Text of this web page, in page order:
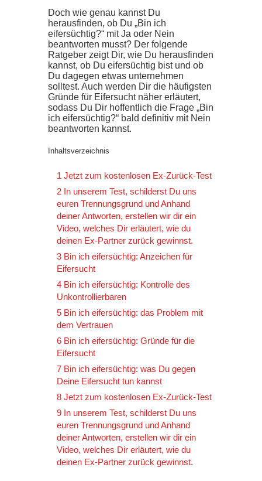
Doch wie genau kannst Du
herausfinden, ob Du „Bin ich
eifersüchtig?“ mit Ja oder Nein
beantworten musst? Der folgende
Ratgeber zeigt Dir, wie Du herausfinden
kannst, ob Du eifersüchtig bist und ob
Du dagegen etwas unternehmen
solltest. Auch werden Dir die häufigsten
Gründe für Eifersucht näher erläutert,
sodass Du Dir hoffentlich die Frage „Bin
ich eifersüchtig?“ bald definitiv mit Nein
beantworten kannst.
Inhaltsverzeichnis
1 Jetzt zum kostenlosen Ex-Zurück-Test
2 In unserem Test, schilderst Du uns
euren Trennungsgrund und Anhand
deiner Antworten, erstellen wir dir ein
Video, welches Dir erläutert, wie du
deinen Ex-Partner zurück gewinnst.
3 Bin ich eifersüchtig: Anzeichen für
Eifersucht
4 Bin ich eifersüchtig: Kontrolle des
Unkontrollierbaren
5 Bin ich eifersüchtig: das Problem mit
dem Vertrauen
6 Bin ich eifersüchtig: Gründe für die
Eifersucht
7 Bin ich eifersüchtig: was Du gegen
Deine Eifersucht tun kannst
8 Jetzt zum kostenlosen Ex-Zurück-Test
9 In unserem Test, schilderst Du uns
euren Trennungsgrund und Anhand
deiner Antworten, erstellen wir dir ein
Video, welches Dir erläutert, wie du
deinen Ex-Partner zurück gewinnst.